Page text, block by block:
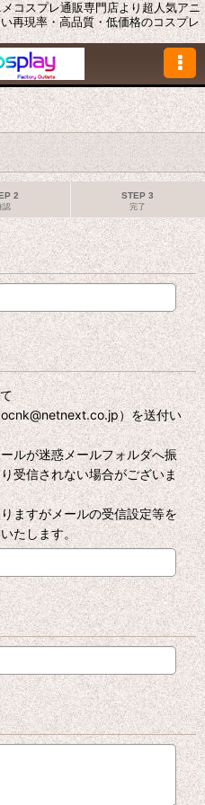
コスプレ通販専門店より超人気アニ
再現率・高品質・低価格のコスプレ
2
認
STEP 3
完了
）を送付い
ルが迷惑メールフォルダへ振
受信されない場合がございま
ますがメールの受信設定等を
たします。